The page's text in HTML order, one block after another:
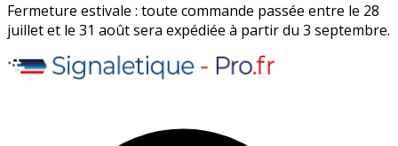
Fermeture estivale : toute commande passée entre le 28
juillet et le 31 août sera expédiée à partir du 3 septembre.